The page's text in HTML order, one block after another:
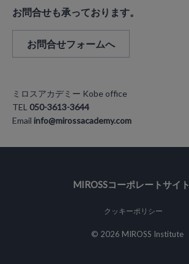
お問合せも承っております。
お問合せフォームへ
ミロスアカデミー Kobe office
TEL 050-3613-3644
Emailinfo@mirossacademy.com
MIROSSコーポレートサイト
クッキーポリシー
© 2026 MIROSS Institute